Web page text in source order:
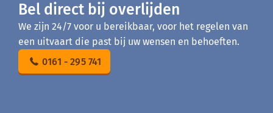
Bel direct bij overlijden
We zijn 24/7 voor u bereikbaar, voor het regelen van
een uitvaart die past bij uw wensen en behoeften.
0161 - 295 741